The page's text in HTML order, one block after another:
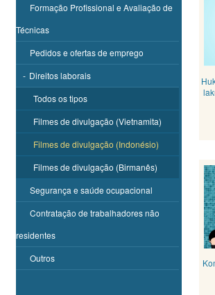
Formação Profissional e Avaliação de
Técnicas
Pedidos e ofertas de emprego
- Direitos laborais
Todos os tipos
Filmes de divulgação (Vietnamita)
Filmes de divulgação (Indonésio)
Filmes de divulgação (Birmanês)
Segurança e saúde ocupacional
Contratação de trabalhadores não
residentes
Outros